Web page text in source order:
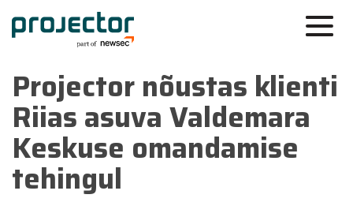
Projector nõustas klienti
Riias asuva Valdemara
Keskuse omandamise
tehingul